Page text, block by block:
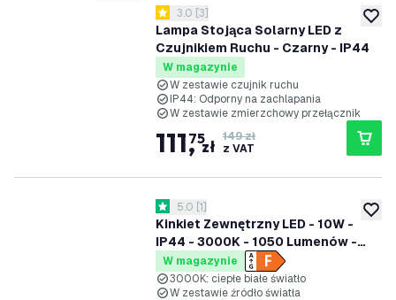
Lampa Stojąca Solarny LED z
Czujnikiem Ruchu - Czarny - IP44
otwórz panel recenzji
3 Gwiazdki oceny
3.0 [3]
W magazynie
W zestawie czujnik ruchu
IP44: Odporny na zachlapania
W zestawie zmierzchowy przełącznik
111,
75zł 149 zł
z VAT
Kinkiet Zewnętrzny LED - 10W -
IP44 - 3000K - 1050 Lumenów -
Czarny
otwórz panel recenzji
5 Gwiazdki oceny
5.0 [1]
W magazynie
3000K: ciepłe białe światło
W zestawie źródło światła